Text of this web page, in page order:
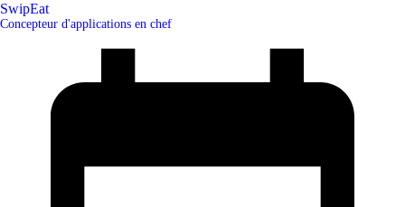
SwipEat
Concepteur d'applications en chef